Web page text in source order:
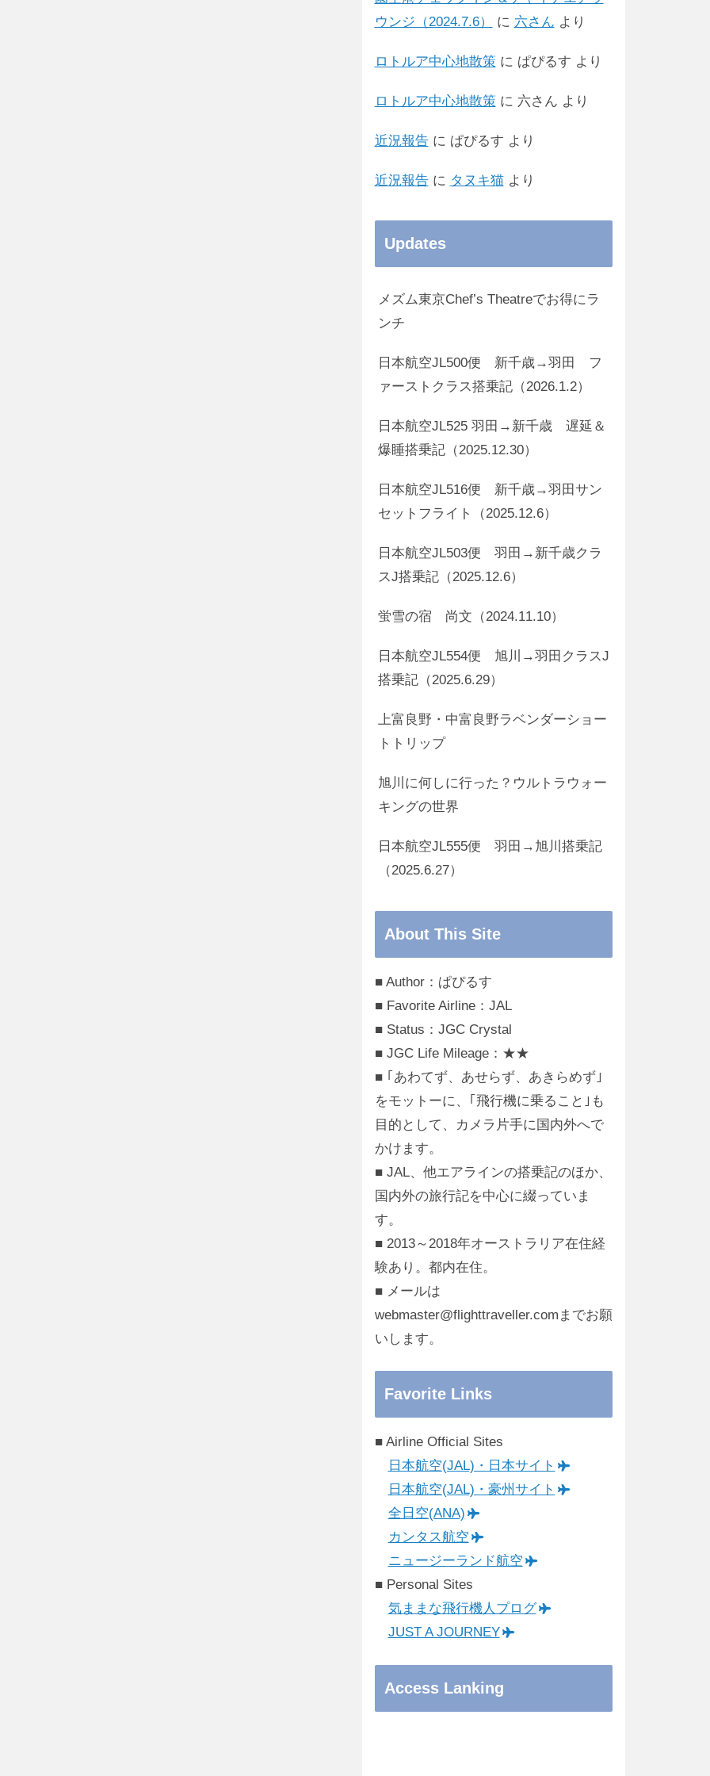
ウンジ（2024.7.6）
に 六さん より
ロトルア中心地散策 に ぱぴるす より
ロトルア中心地散策 に 六さん より
近況報告に ぱぴるす より
近況報告に タヌキ猫より
Updates
メズム東京Chef’s Theatreでお得にラ
ンチ
日本航空JL500便 新千歳→羽田 フ
ァーストクラス搭乗記（2026.1.2）
日本航空JL525 羽田→新千歳 遅延＆
爆睡搭乗記（2025.12.30）
日本航空JL516便 新千歳→羽田サン
セットフライト（2025.12.6）
日本航空JL503便 羽田→新千歳クラ
スJ搭乗記（2025.12.6）
蛍雪の宿 尚文（2024.11.10）
日本航空JL554便 旭川→羽田クラスJ
搭乗記（2025.6.29）
上富良野・中富良野ラベンダーショー
トトリップ
旭川に何しに行った？ウルトラウォー
キングの世界
日本航空JL555便 羽田→旭川搭乗記
（2025.6.27）
About This Site
■ Author：ぱぴるす
■ Favorite Airline：JAL
■ Status：JGC Crystal
■ JGC Life Mileage：★★
■ ｢あわてず、あせらず、あきらめず｣
をモットーに、｢飛行機に乗ること｣も
目的として、カメラ片手に国内外へで
かけます。
■ JAL、他エアラインの搭乗記のほか、
国内外の旅行記を中心に綴っていま
す。
■ 2013～2018年オーストラリア在住経
験あり。都内在住。
■ メールは
webmaster@flighttraveller.comまでお願
いします。
Favorite Links
■ Airline Official Sites
日本航空(JAL)・日本サイト
日本航空(JAL)・豪州サイト
全日空(ANA)
カンタス航空
ニュージーランド航空
■ Personal Sites
気ままな飛行機人プログ
JUST A JOURNEY
Access Lanking